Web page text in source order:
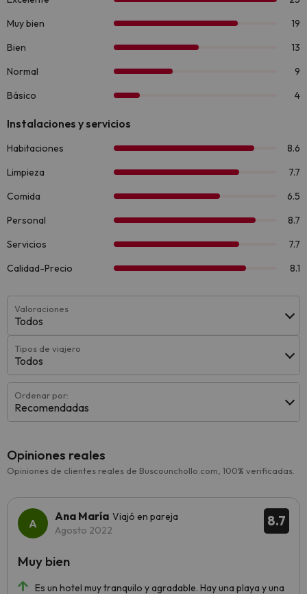
Valoraciones
Todos
Tipos de viajero
Todos
Ordenar por:
Recomendadas
Opiniones reales
Opiniones de clientes reales de Buscounchollo.com, 100% verificadas.
8.7
Ana María Viajó en pareja
Agosto 2022
Es un hotel muy tranquilo y agradable. Hay una playa y una
Muy bien